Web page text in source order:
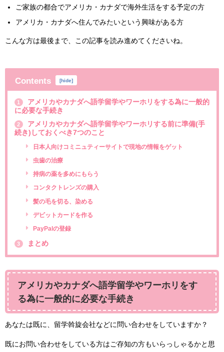
ご家族の都合でアメリカ・カナダで海外生活をする予定の方
アメリカ・カナダへ住んでみたいという興味がある方
こんな方は最後まで、この記事を読み進めてくださいね。
Contents [hide]
1
アメリカやカナダへ語学留学やワーホリをする為に一般的
に必要な手続き
2
アメリカやカナダへ語学留学やワーホリする前に準備(手
続き)しておくべき7つのこと
日本人向けコミニュティーサイトで現地の情報をゲット
虫歯の治療
持病の薬を多めにもらう
コンタクトレンズの購入
髪の毛を切る、染める
デビットカードを作る
PayPalの登録
3 まとめ
アメリカやカナダへ語学留学やワーホリをす
る為に一般的に必要な手続き
あなたは既に、留学斡旋会社などに問い合わせをしていますか？
既にお問い合わせをしている方はご存知の方もいらっしゃるかと思